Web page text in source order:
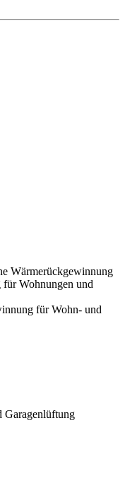
Wärmerückgewinnung
Wohnungen und
für Wohn- und
Garagenlüftung